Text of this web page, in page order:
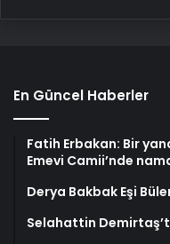
En Güncel Haberler
Fatih Erbakan: Bir
Emevi Camii’nde
Derya Bakbak Eşi
Selahattin